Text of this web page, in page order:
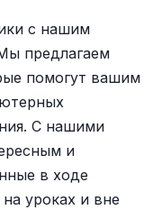
с нашим
предлагаем
помогут вашим
С нашими
и
в ходе
уроках и вне